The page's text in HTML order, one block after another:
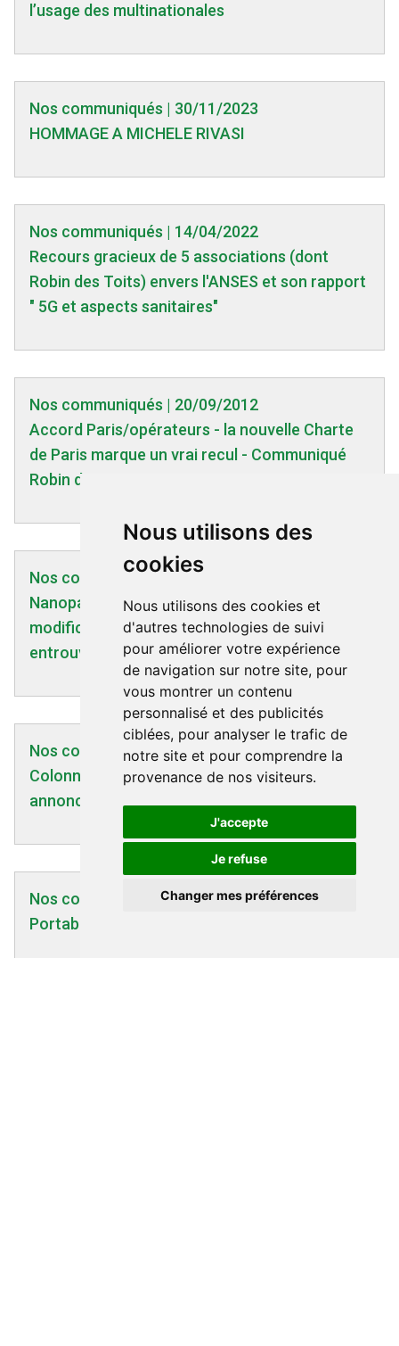
Nous utilisons des
cookies
Nous utilisons des cookies et
d'autres technologies de suivi
pour améliorer votre expérience
de navigation sur notre site, pour
vous montrer un contenu
personnalisé et des publicités
ciblées, pour analyser le trafic de
notre site et pour comprendre la
provenance de nos visiteurs.
J'accepte
Je refuse
Changer mes préférences
l’usage des multinationales
Nos communiqués | 30/11/2023
HOMMAGE A MICHELE RIVASI
Nos communiqués | 14/04/2022
Recours gracieux de 5 associations (dont
Robin des Toits) envers l'ANSES et son rapport
" 5G et aspects sanitaires"
Nos communiqués | 20/09/2012
Accord Paris/opérateurs - la nouvelle Charte
de Paris marque un vrai recul - Communiqué
Robin des Toits - 20/09/2012
Nos communiqués | 11/09/2023
Nanoparticules magnétisables, graphène et
modifications des comportements : fenêtre
entrouverte sur un monde trop méconnu.
Nos communiqués | 10/11/2020
Colonnes montantes - Confirmation de nos
annonces (22/10/2020)
Nos communiqués | 18/12/2007
Portable pour enfants : danger, même à Noël !